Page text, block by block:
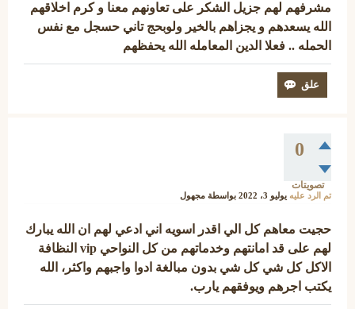
مشرفهم لهم جزيل الشكر على تعاونهم معنا و كرم اخلاقهم
الله يسعدهم و يجزاهم بالخير ولوبحج تاني حسجل مع نفس
الحمله .. فعلا الدين المعامله الله يحفظهم
0
تصويتات
تم الرد عليه يوليو 3، 2022 بواسطة مجهول
حجيت معاهم كل الي اقدر اسويه اني ادعي لهم ان الله يبارك
لهم على قد امانتهم وخدماتهم من كل النواحي vip النظافة
الاكل كل شي كل شي بدون مبالغة ادوا واجبهم واكثر، الله
يكتب اجرهم ويوفقهم يارب.